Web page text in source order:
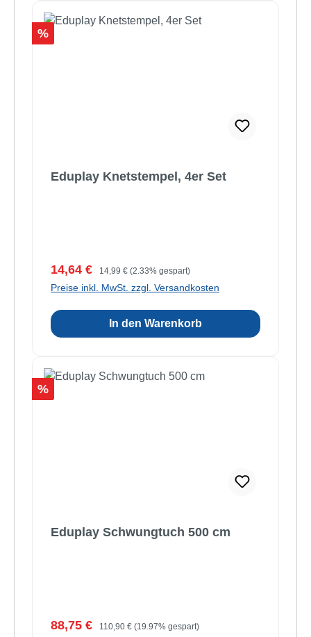
Rabatt
%
Eduplay Knetstempel, 4er Set
Verkaufspreis:
14,64 € Regulärer Preis:
14,99 € (2.33% gespart)
Preise inkl. MwSt. zzgl. Versandkosten
In den Warenkorb
Rabatt
%
Eduplay Schwungtuch 500 cm
Verkaufspreis:
88,75 € Regulärer Preis:
110,90 € (19.97% gespart)